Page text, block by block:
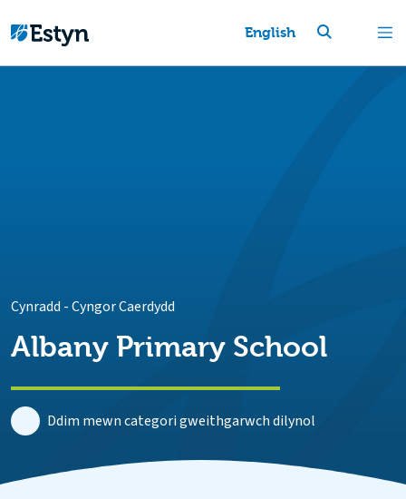
English
Cynradd -Cyngor Caerdydd
Albany Primary School
Ddim mewn categori gweithgarwch dilynol